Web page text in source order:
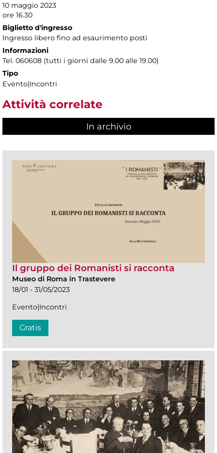
10 maggio 2023
ore 16.30
Biglietto d'ingresso
Ingresso libero fino ad esaurimento posti
Informazioni
Tel. 060608 (tutti i giorni dalle 9.00 alle 19.00)
Tipo
Evento|Incontri
Attività correlate
In archivio
Il gruppo dei Romanisti si racconta
Museo di Roma in Trastevere
18/01 - 31/05/2023
Evento|Incontri
Gratis